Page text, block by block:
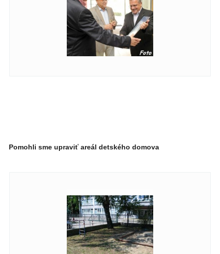
Pomohli sme upraviť areál detského domova